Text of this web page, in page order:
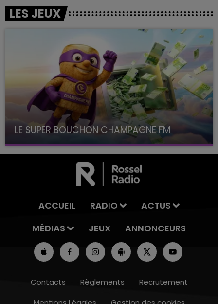
LES JEUX
LE SUPER BOUCHON CHAMPAGNE FM
avec La Famille Champagne FM, à 8H10
ACCUEIL RADIO
ACTUS
MÉDIAS
JEUX ANNONCEURS
Contacts Règlements
Recrutement